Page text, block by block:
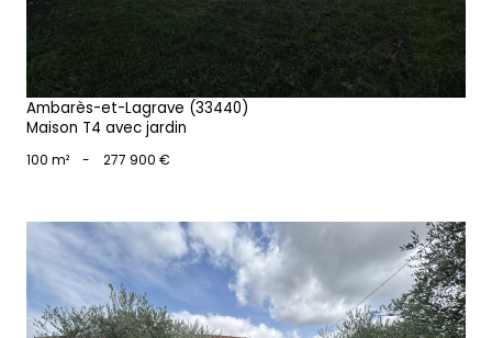
Ambarès-et-Lagrave (33440)
Maison T4 avec jardin
100 m² - 277 900 €